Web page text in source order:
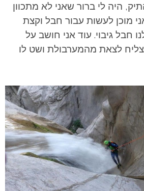
היה לי ברור שאני לא מתכוון
מוכן לעשות עבור חבל וקצת
חבל גיבוי. עוד אני חושב על
לצאת מהמערבולת ושט לו